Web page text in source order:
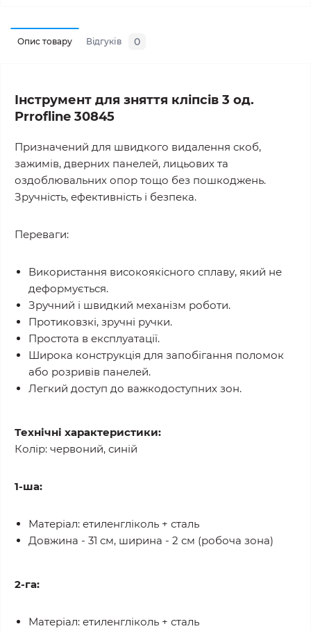
Опис товару Відгуків 0
Інструмент для зняття кліпсів 3 од.
Prrofline 30845
Призначений для швидкого видалення скоб,
зажимів, дверних панелей, лицьових та
оздоблювальних опор тощо без пошкоджень.
Зручність, ефективність і безпека.
Переваги:
Використання високоякісного сплаву, який не
деформується.
Зручний і швидкий механізм роботи.
Протиковзкі, зручні ручки.
Простота в експлуатації.
Широка конструкція для запобігання поломок
або розривів панелей.
Легкий доступ до важкодоступних зон.
Технічні характеристики:
Колір: червоний, синій
1-ша:
Матеріал: етиленгліколь + сталь
Довжина - 31 см, ширина - 2 см (робоча зона)
2-га:
Матеріал: етиленгліколь + сталь